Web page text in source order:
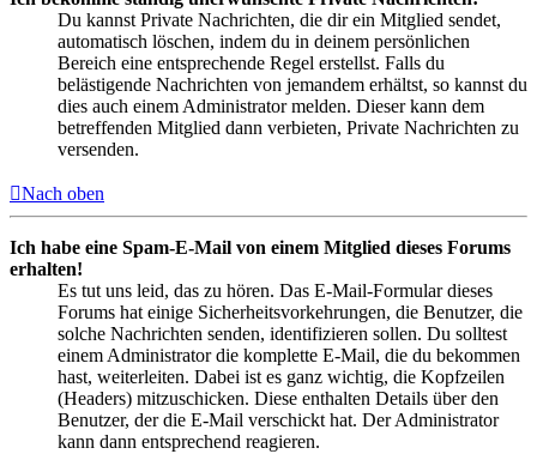
Du kannst Private Nachrichten, die dir ein Mitglied sendet,
automatisch löschen, indem du in deinem persönlichen
Bereich eine entsprechende Regel erstellst. Falls du
belästigende Nachrichten von jemandem erhältst, so kannst du
dies auch einem Administrator melden. Dieser kann dem
betreffenden Mitglied dann verbieten, Private Nachrichten zu
versenden.
Nach oben
Ich habe eine Spam-E-Mail von einem Mitglied dieses Forums
erhalten!
Es tut uns leid, das zu hören. Das E-Mail-Formular dieses
Forums hat einige Sicherheitsvorkehrungen, die Benutzer, die
solche Nachrichten senden, identifizieren sollen. Du solltest
einem Administrator die komplette E-Mail, die du bekommen
hast, weiterleiten. Dabei ist es ganz wichtig, die Kopfzeilen
(Headers) mitzuschicken. Diese enthalten Details über den
Benutzer, der die E-Mail verschickt hat. Der Administrator
kann dann entsprechend reagieren.